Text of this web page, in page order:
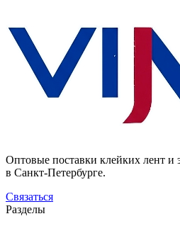
Оптовые поставки клейких лент и
в Санкт-Петербурге.
Связаться
Разделы